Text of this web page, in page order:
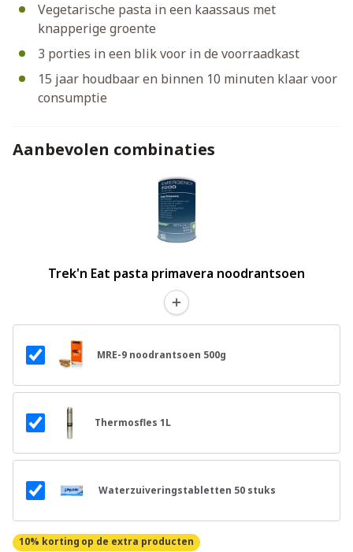
Vegetarische pasta in een kaassaus met
knapperige groente
3 porties in een blik voor in de voorraadkast
15 jaar houdbaar en binnen 10 minuten klaar voor
consumptie
Aanbevolen combinaties
Trek'n Eat pasta primavera noodrantsoen
MRE-9 noodrantsoen 500g
Thermosfles 1L
Waterzuiveringstabletten 50 stuks
10% korting op de extra producten